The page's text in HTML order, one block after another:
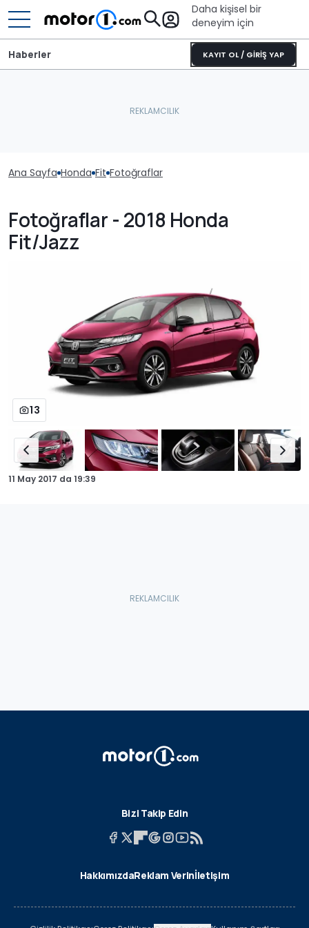
Daha kişisel bir
deneyim için
KAYIT OL / GİRİŞ YAP
Haberler
Ana Sayfa Honda Fit Fotoğraflar
Fotoğraflar - 2018 Honda
Fit/Jazz
13
11 May 2017 da 19:39
Bizi Takip Edin
HakkımızdaReklam Verinİletişim